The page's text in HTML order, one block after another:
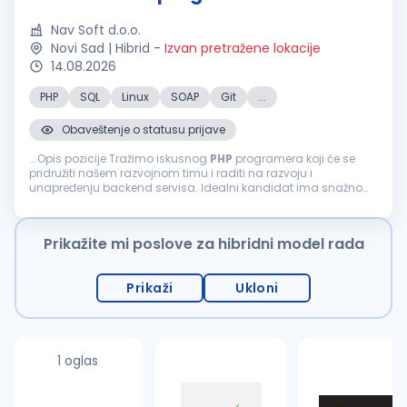
Nav Soft d.o.o.
Novi Sad | Hibrid - Izvan pretražene lokacije
14.08.2026
PHP SQL Linux SOAP Git ...
Obaveštenje o statusu prijave
...Opis pozicije Tražimo iskusnog PHP programera koji će se
pridružiti našem razvojnom timu i raditi na razvoju i
unapređenju backend servisa. Idealni kandidat ima snažno
protokola, rada...
Prikažite mi poslove za hibridni model rada
Prikaži Ukloni
1 oglas